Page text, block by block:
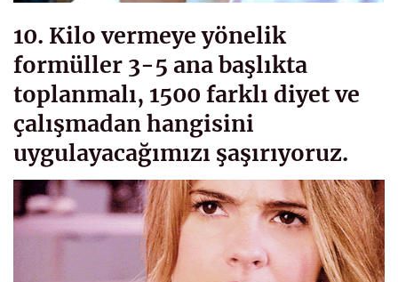
10. Kilo vermeye yönelik
formüller 3-5 ana başlıkta
toplanmalı, 1500 farklı diyet ve
çalışmadan hangisini
uygulayacağımızı şaşırıyoruz.